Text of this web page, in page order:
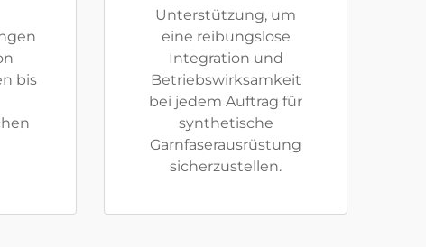
bis
Unterstützung, um
eine reibungslose
Integration und
Betriebswirksamkeit
bei jedem Auftrag für
synthetische
Garnfaserausrüstung
sicherzustellen.